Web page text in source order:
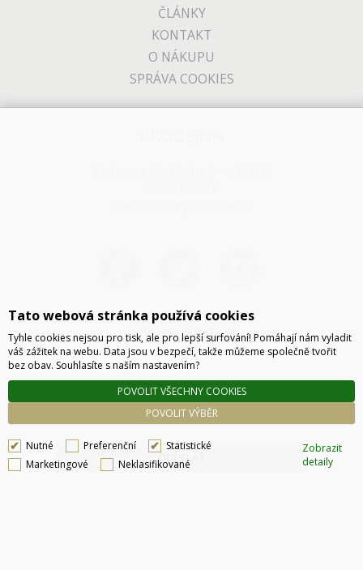
ČLÁNKY
KONTAKT
O NÁKUPU
SPRÁVA COOKIES
NEWSLETTER
ODESLAT
Tato webová stránka používá cookies
Tyhle cookies nejsou pro tisk, ale pro lepší surfování! Pomáhají nám vyladit
váš zážitek na webu. Data jsou v bezpečí, takže můžeme společně tvořit
bez obav. Souhlasíte s naším nastavením?
POVOLIT VÝBĚR
POVOLIT VŠECHNY COOKIES
Nutné Preferenční
Statistické
Marketingové
Neklasifikované
Zobrazit
detaily